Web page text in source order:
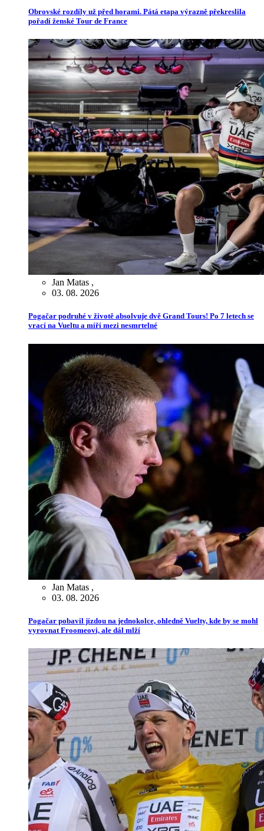
Obrovské rozdíly už před horami. Pátá etapa výrazně překreslila
pořadí ženské Tour de France
Jan Matas ,
03. 08. 2026
Pogačar podruhé v životě absolvuje dvě Grand Tours! Po 7 letech se
vrací na Vueltu a míří mezi nesmrtelné
Jan Matas ,
03. 08. 2026
Pogačar pobavil jízdou na jednokolce, ohledně Vuelty, kde by se mohl
vyrovnat Froomeovi, ale dál mlží